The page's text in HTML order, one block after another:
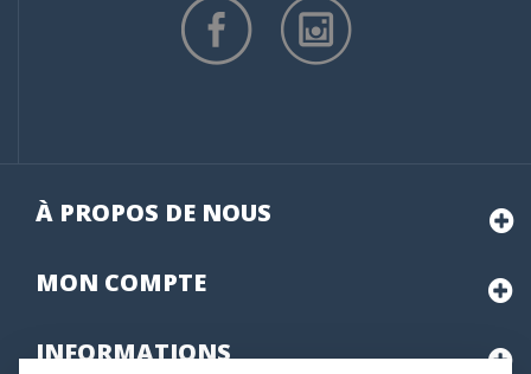
À PROPOS DE NOUS
MON COMPTE
INFORMATIONS